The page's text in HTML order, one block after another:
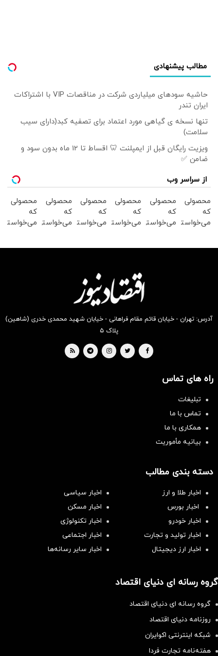
مطالب پیشنهادی
حاشیه سودهای میلیاردی شرکت در مناقصات VIP با اشتراکات
ایران تندر
تنها نسخه ی گیاهی مورد اعتماد برای تصفیه کبد(دارای سیب
سلامت)
ویزیت رایگان قبل از ایمپلنت 🦷 اقساط تا 12 ماه بدون سود و
ضامن ✅
از سراسر وب
محصولی
که
می‌خواستی
محصولی
که
می‌خواستی
محصولی
که
می‌خواستی
بخر !
محصولی
که
می‌خواستی
بخر !
محصولی
که
می‌خواستی
محصولی
که
می‌خواستی
آدرس: تهران - خیابان قائم مقام فراهانی - خیابان شهید محمدی خدری (شاهین)
پلاک ۵
راه های تماس
تبلیغات
تماس با ما
همکاری با ما
بیانیه مأموریت
دسته بندی مطالب
اخبار طلا و ارز
اخبار سیاسی
اخبار بورس
اخبار مسکن
اخبار خودرو
اخبار تکنولوژی
اخبار تولید و تجارت
اخبار اجتماعی
اخبار ارز دیجیتال
اخبار سایر رسانه‌‌ها
گروه رسانه ای دنیای اقتصاد
گروه رسانه ای دنیای اقتصاد
روزنامه دنیای اقتصاد
شبکه اینترنتی اکوایران
هفته‌نامه تجارت فردا